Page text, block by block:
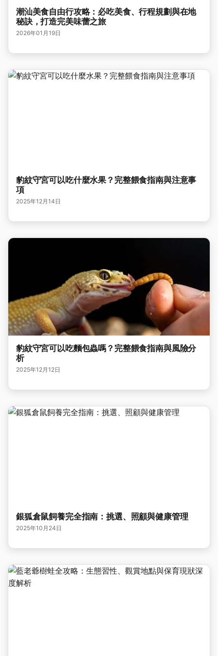
潮汕美食自由行攻略：必吃美食、行程規劃與在地
秘訣，打造完美味蕾之旅
2026年01月19日
豹紋守宮可以吃什麼水果？完整餵食指南與注意事
項
2025年12月14日
豹紋守宮可以吃麵包蟲嗎？完整餵食指南與風險分
析
2025年12月12日
銀狐倉鼠飼養完全指南：挑選、照顧與健康管理
2025年10月24日